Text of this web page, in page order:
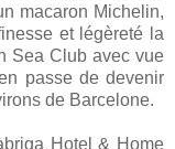
macaron Michelin,
et légèreté la
Sea Club avec vue
passe de devenir
de Barcelone.
Hotel & Home